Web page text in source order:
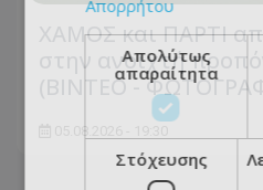
ΧΑΜΟΣ και ΠΑΡΤΙ
στην ανοιχτή
(ΒΙΝΤΕΟ -
Απορρήτου
Απολύτως
απαραίτητα
Στόχευσης